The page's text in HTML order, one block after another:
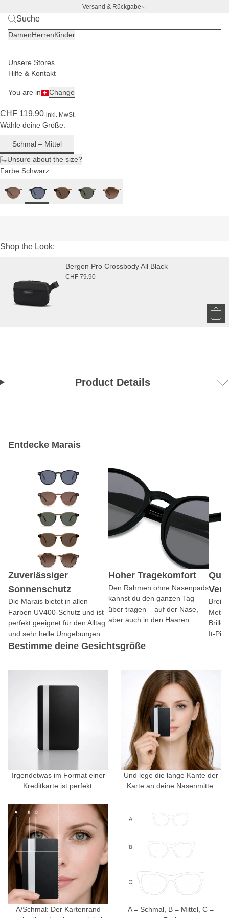
Versand & Rückgabe
DamenHerrenKinder
Unsere Stores
Hilfe & Kontakt
You are in Change
Herren Sonnenbrillen
Für
schmale
bis mittlere
CHF 119.90 inkl. MwSt.
Wähle deine Größe:
Schmal – Mittel
Unsure about the size?
Farbe:Schwarz
Shop the Look:
Bergen Pro Crossbody All Black
CHF 79.90
Product Details
Entdecke Marais
Zuverlässiger
Sonnenschutz
Die Marais bietet in allen
Farben UV400-Schutz und ist
perfekt geeignet für den Alltag
und sehr helle Umgebungen.
Hoher Tragekomfort
Den Rahmen ohne Nasenpads
kannst du den ganzen Tag
über tragen – auf der Nase,
aber auch in den Haaren.
Brille
It-
Bestimme deine Gesichtsgröße
Irgendetwas im Format einer
Kreditkarte ist perfekt.
Und lege die lange Kante der
Karte an deine Nasenmitte.
A/Schmal: Der Kartenrand
A = Schmal, B = Mittel, C =